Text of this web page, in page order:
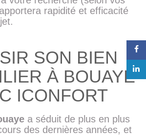
rapidité et efficacité
SON BIEN
À BOUAYE
ICONFORT
a séduit de plus en plus
des dernières années, et